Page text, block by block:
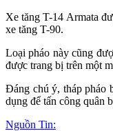
Xe tăng T-14 Armata
xe tăng T-90.
Loại pháo này cũng
được trang bị trên một
Đáng chú ý, tháp pháo
dụng để tấn công quân
Nguồn Tin: